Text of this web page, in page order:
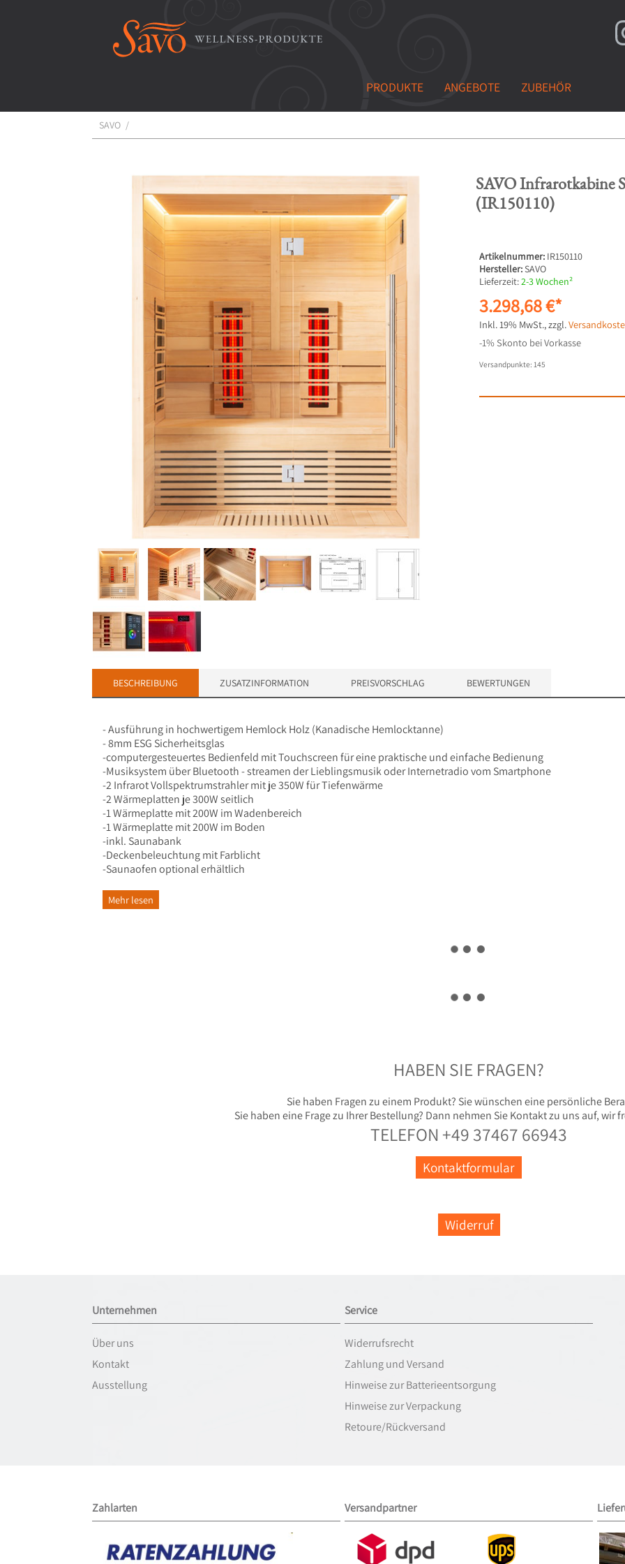
PRODUKTE ANGEBOTE ZUBEHÖR
SAVO /
SAVO Infrarotkabine
(IR150110)
Artikelnummer: IR150110
Hersteller:SAVO
Lieferzeit:2-3 Wochen²
3.298,68 €
Inkl. 19% MwSt.,zzgl.
-1% Skonto bei Vorkasse
Versandpunkte: 145
BESCHREIBUNG ZUSATZINFORMATION PREISVORSCHLAG BEWERTUNGEN
- Ausführung in hochwertigem Hemlock Holz (Kanadische Hemlocktanne)
- 8mm ESG Sicherheitsglas
-computergesteuertes Bedienfeld mit Touchscreen für eine praktische und einfache Bedienung
-Musiksystem über Bluetooth - streamen der Lieblingsmusik oder Internetradio vom Smartphone
-2 Infrarot Vollspektrumstrahler mit je 350W für Tiefenwärme
-2 Wärmeplatten je 300W seitlich
-1 Wärmeplatte mit 200W im Wadenbereich
-1 Wärmeplatte mit 200W im Boden
-inkl. Saunabank
-Deckenbeleuchtung mit Farblicht
-Saunaofen optional erhältlich
-1500mm x 1100mm x 1900mm (Länge x Breite x Höhe)
Mehr lesen
HABEN SIE FRAGEN?
Sie haben Fragen zu einem Produkt? Sie wünschen eine persönliche
Sie haben eine Frage zu Ihrer Bestellung? Dann nehmen Sie Kontakt zu uns auf, wir
TELEFON +49 37467 66943
Kontaktformular
Widerruf
Unternehmen
Über uns
Kontakt
Ausstellung
Service
Widerrufsrecht
Zahlung und Versand
Hinweise zur Batterieentsorgung
Hinweise zur Verpackung
Retoure/Rückversand
Zahlarten Versandpartner